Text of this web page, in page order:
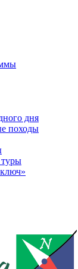
дня
походы